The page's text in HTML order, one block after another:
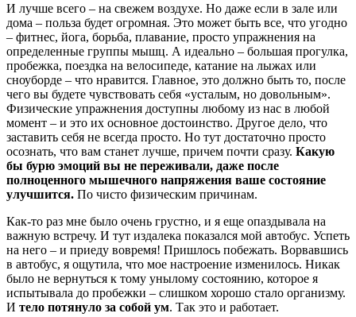
И лучше всего – на свежем воздухе. Но даже если в зале или
дома – польза будет огромная. Это может быть все, что угодно
– фитнес, йога, борьба, плавание, просто упражнения на
определенные группы мышц. А идеально – большая прогулка,
пробежка, поездка на велосипеде, катание на лыжах или
сноуборде – что нравится. Главное, это должно быть то, после
чего вы будете чувствовать себя «усталым, но довольным».
Физические упражнения доступны любому из нас в любой
момент – и это их основное достоинство. Другое дело, что
заставить себя не всегда просто. Но тут достаточно просто
осознать, что вам станет лучше, причем почти сразу. Какую
бы бурю эмоций вы не переживали, даже после
полноценного мышечного напряжения ваше состояние
улучшится. По чисто физическим причинам.
Как-то раз мне было очень грустно, и я еще опаздывала на
важную встречу. И тут издалека показался мой автобус. Успеть
на него – и приеду вовремя! Пришлось побежать. Ворвавшись
в автобус, я ощутила, что мое настроение изменилось. Никак
было не вернуться к тому унылому состоянию, которое я
испытывала до пробежки – слишком хорошо стало организму.
И тело потянуло за собой ум. Так это и работает.